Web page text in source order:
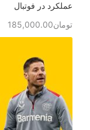
عملکرد در فوتبال
تومان185,000.00